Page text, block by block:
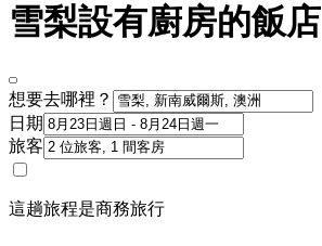
雪梨設有廚房的飯店
想要去哪裡？
日期
旅客
這趟旅程是商務旅行